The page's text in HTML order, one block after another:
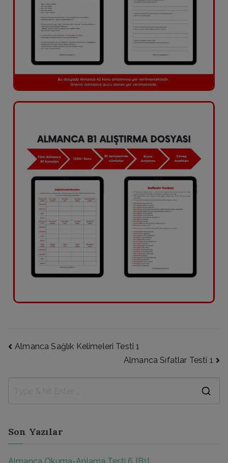
Almanca Sağlık Kelimeleri Testi 1
Almanca Sıfatlar Testi 1
Son Yazılar